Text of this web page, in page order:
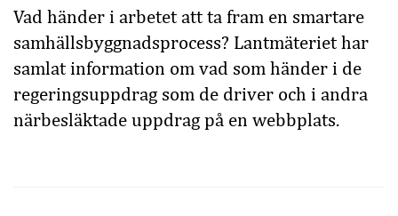
Vad händer i arbetet att ta fram en smartare
samhällsbyggnadsprocess? Lantmäteriet har
samlat information om vad som händer i de
regeringsuppdrag som de driver och i andra
närbesläktade uppdrag på en webbplats.